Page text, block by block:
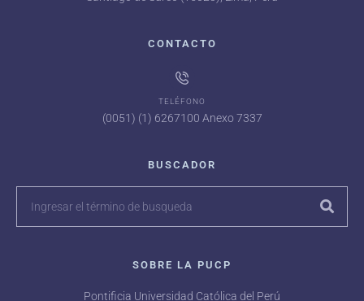
CONTACTO
TELÉFONO
(0051) (1) 6267100 Anexo 7337
BUSCADOR
SOBRE LA PUCP
Pontificia Universidad Católica del Perú